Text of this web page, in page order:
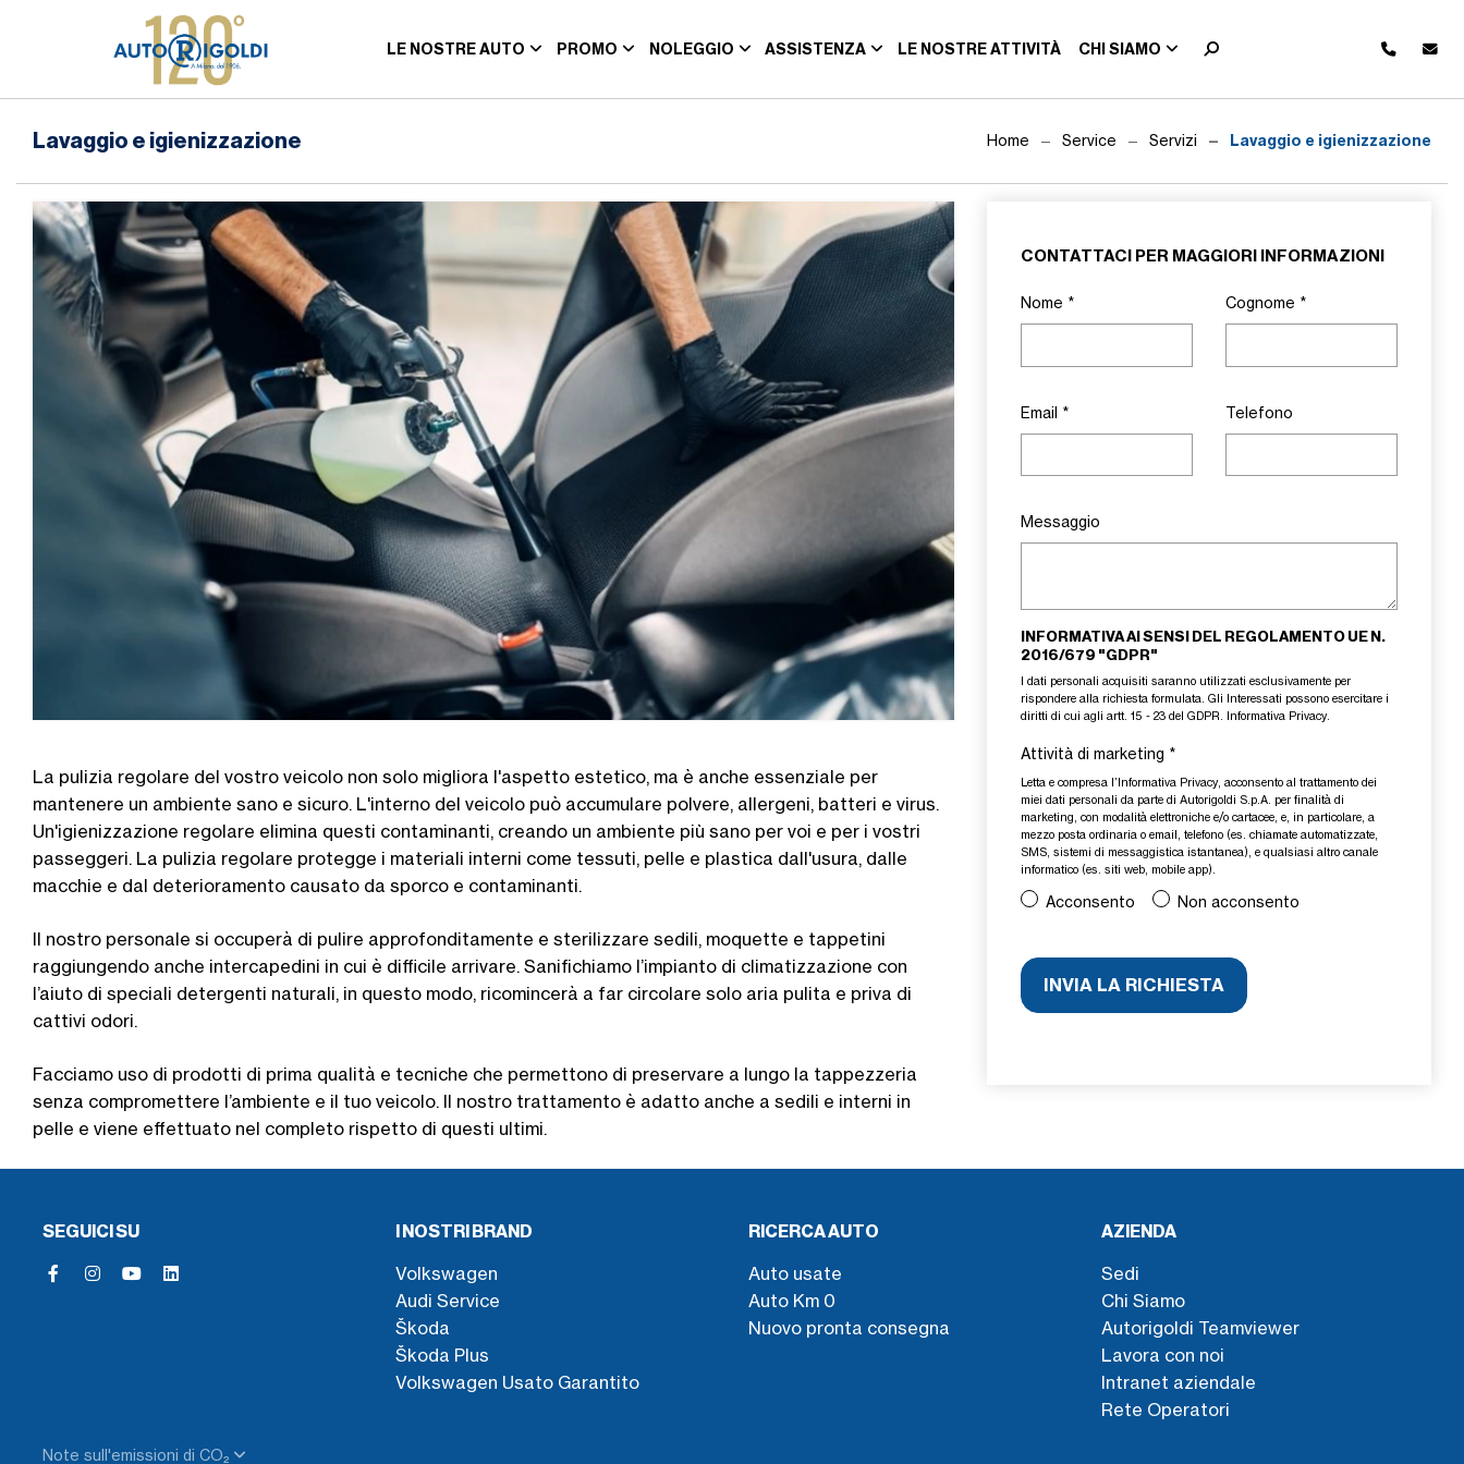
LE NOSTRE AUTO PROMO NOLEGGIO ASSISTENZA LE NOSTRE ATTIVITÀ CHI SIAMO
Lavaggio e igienizzazione Home Service Servizi Lavaggio e igienizzazione
La pulizia regolare del vostro veicolo non solo migliora l'aspetto estetico, ma è anche essenziale per
mantenere un ambiente sano e sicuro. L'interno del veicolo può accumulare polvere, allergeni, batteri e virus.
Un'igienizzazione regolare elimina questi contaminanti, creando un ambiente più sano per voi e per i vostri
passeggeri. La pulizia regolare protegge i materiali interni come tessuti, pelle e plastica dall'usura, dalle
macchie e dal deterioramento causato da sporco e contaminanti.
Il nostro personale si occuperà di pulire approfonditamente e sterilizzare sedili, moquette e tappetini
raggiungendo anche intercapedini in cui è difficile arrivare. Sanifichiamo l’impianto di climatizzazione con
l’aiuto di speciali detergenti naturali, in questo modo, ricomincerà a far circolare solo aria pulita e priva di
cattivi odori.
Facciamo uso di prodotti di prima qualità e tecniche che permettono di preservare a lungo la tappezzeria
senza compromettere l’ambiente e il tuo veicolo. Il nostro trattamento è adatto anche a sedili e interni in
pelle e viene effettuato nel completo rispetto di questi ultimi.
CONTATTACI PER MAGGIORI INFORMAZIONI
Nome * Cognome *
Email * Telefono
Messaggio
INFORMATIVA AI SENSI DEL REGOLAMENTO UE N.
2016/679 "GDPR"
I dati personali acquisiti saranno utilizzati esclusivamente per
rispondere alla richiesta formulata. Gli Interessati possono esercitare i
diritti di cui agli artt. 15 - 23 del GDPR.
Informativa Privacy.
Attività di marketing *
Letta e compresa l’ Informativa Privacy, acconsento al trattamento dei
miei dati personali da parte di Autorigoldi S.p.A. per finalità di
marketing, con modalità elettroniche e/o cartacee, e, in particolare, a
mezzo posta ordinaria o email, telefono (es. chiamate automatizzate,
SMS, sistemi di messaggistica istantanea), e qualsiasi altro canale
informatico (es. siti web, mobile app).
Acconsento Non acconsento
SEGUICI SU I NOSTRI BRAND
Volkswagen
Audi Service
Škoda
Škoda Plus
Volkswagen Usato Garantito
RICERCA AUTO
Auto usate
Auto Km 0
Nuovo pronta consegna
AZIENDA
Sedi
Chi Siamo
Autorigoldi Teamviewer
Lavora con noi
Intranet aziendale
Rete Operatori
Note sull'emissioni di CO₂